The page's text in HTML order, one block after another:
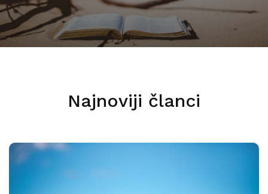
Najnoviji članci